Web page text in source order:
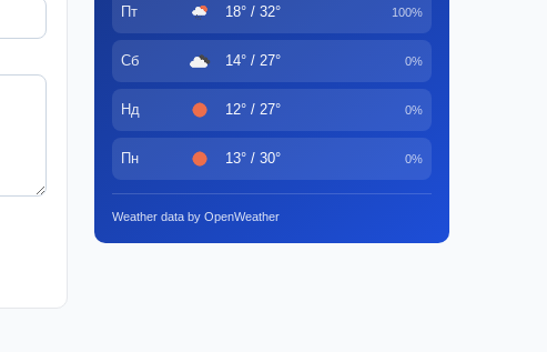
Пт 18° / 32° 100%
Сб 14° / 27° 0%
Нд 12° / 27° 0%
Пн 13° / 30° 0%
Weather data by OpenWeather